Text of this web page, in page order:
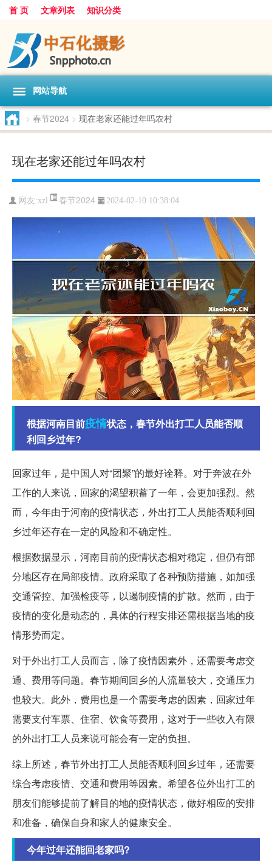
首 页 文章列表 知识分类
网站导航
> 春节2024 > 现在老家还能过年吗农村
现在老家还能过年吗农村
网友:xzl 春节2024 2024-02-10 10:38:04
根据河南目前疫情状态，春节外出打工人员能否顺
利回乡过年?
回家过年，是中国人对“团聚”的最好诠释。对于奔波在外
工作的人来说，回家的渴望积蓄了一年，会更加强烈。然
而，今年由于河南的疫情状态，外出打工人员能否顺利回
乡过年还存在一定的风险和不确定性。
根据数据显示，河南目前的疫情状态相对稳定，但仍有部
分地区存在局部疫情。政府采取了各种预防措施，如加强
交通管控、加强检疫等，以遏制疫情的扩散。然而，由于
疫情的变化是动态的，具体的行程安排还需根据当地的疫
情形势而定。
对于外出打工人员而言，除了疫情因素外，还需要考虑交
通、费用等问题。春节期间回乡的人流量较大，交通压力
也较大。此外，费用也是一个需要考虑的因素，回家过年
需要支付车票、住宿、饮食等费用，这对于一些收入有限
的外出打工人员来说可能会有一定的负担。
综上所述，春节外出打工人员能否顺利回乡过年，还需要
综合考虑疫情、交通和费用等因素。希望各位外出打工的
朋友们能够提前了解目的地的疫情状态，做好相应的安排
和准备，确保自身和家人的健康安全。
今年过年还能回老家吗?